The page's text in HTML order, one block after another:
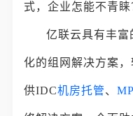
式，企业怎能不青睐
亿联云具有丰富
化的组网解决方案
供IDC机房托管、